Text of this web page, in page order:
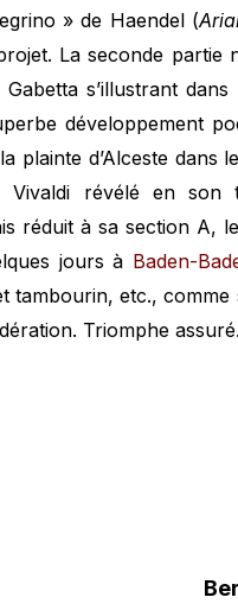
» de Haendel (
La seconde partie
s’illustrant
développement
plainte d’Alceste dans
révélé en son
réduit à sa section A,
jours à Baden-
tambourin, etc., comme
Triomphe